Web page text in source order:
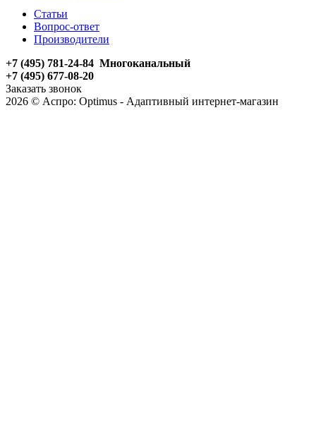
Статьи
Вопрос-ответ
Производители
+7 (495) 781-24-84 Многоканальный
+7 (495) 677-08-20
Заказать звонок
2026 © Аспро: Optimus - Адаптивный интернет-магазин